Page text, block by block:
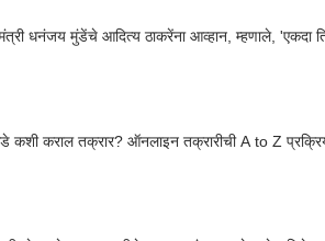
धनंजय मुंडेंचे आदित्य ठाकरेंना आव्हान, म्हणाले, 'एकदा
कशी कराल तक्रार? ऑनलाइन तक्रारीची A to Z